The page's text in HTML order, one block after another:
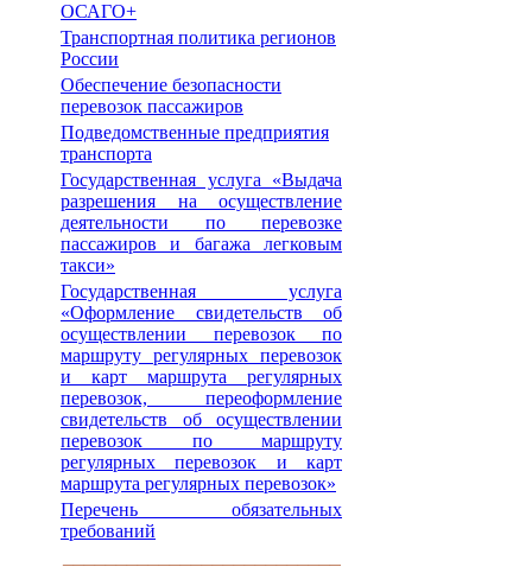
ОСАГО+
Транспортная политика регионов
России
Обеспечение безопасности
перевозок пассажиров
Подведомственные предприятия
транспорта
Государственная услуга «Выдача
разрешения на осуществление
деятельности по перевозке
пассажиров и багажа легковым
такси»
Государственная услуга
«Оформление свидетельств об
осуществлении перевозок по
маршруту регулярных перевозок
и карт маршрута регулярных
перевозок, переоформление
свидетельств об осуществлении
перевозок по маршруту
регулярных перевозок и карт
маршрута регулярных перевозок»
Перечень обязательных
требований